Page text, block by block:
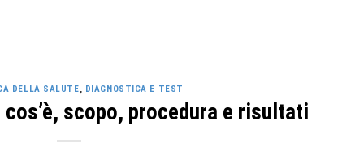
DELLA SALUTE, DIAGNOSTICA E TEST
scopo, procedura e risultati